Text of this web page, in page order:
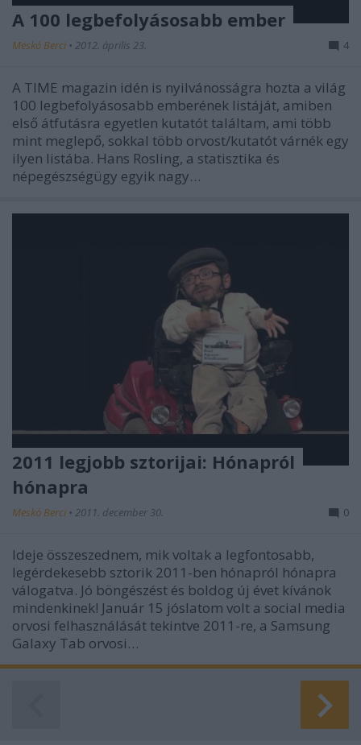
A 100 legbefolyásosabb ember
Meskó Berci • 2012. április 23. 4
A TIME magazin idén is nyilvánosságra hozta a világ
100 legbefolyásosabb emberének listáját, amiben
első átfutásra egyetlen kutatót találtam, ami több
mint meglepő, sokkal több orvost/kutatót várnék egy
ilyen listába. Hans Rosling, a statisztika és
népegészségügy egyik nagy…
2011 legjobb sztorijai: Hónapról
hónapra
Meskó Berci • 2011. december 30. 0
Ideje összeszednem, mik voltak a legfontosabb,
legérdekesebb sztorik 2011-ben hónapról hónapra
válogatva. Jó böngészést és boldog új évet kívánok
mindenkinek! Január 15 jóslatom volt a social media
orvosi felhasználását tekintve 2011-re, a Samsung
Galaxy Tab orvosi…